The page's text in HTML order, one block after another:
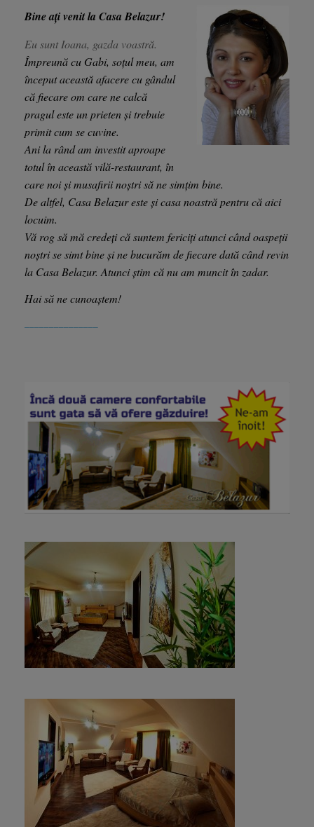
Bine ați venit la Casa Belazur!
Eu sunt Ioana, gazda voastră.
Împreună cu Gabi, soțul meu, am
început această afacere cu gândul
că fiecare om care ne calcă
pragul este un prieten și trebuie
primit cum se cuvine.
Ani la rând am investit aproape
totul în această vilă-restaurant, în
care noi și musafirii noștri să ne simțim bine.
De altfel, Casa Belazur este și casa noastră pentru că aici
locuim.
Vă rog să mă credeți că suntem fericiți atunci când oaspeții
noștri se simt bine și ne bucurăm de fiecare dată când revin
la Casa Belazur. Atunci știm că nu am muncit în zadar.
Hai să ne cunoaștem!